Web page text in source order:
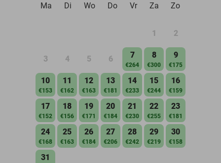
Ma
Di Wo Do Vr Za Zo
1 2
3 4 5 6 7
€264
8
€300
9
€175
10
€153
11
€162
12
€163
13
€181
14
€233
15
€244
16
€159
17
€152
18
€156
19
€171
20
€184
21
€230
22
€255
23
€181
24
€168
25
€163
26
€184
27
€206
28
€242
29
€219
30
€158
31